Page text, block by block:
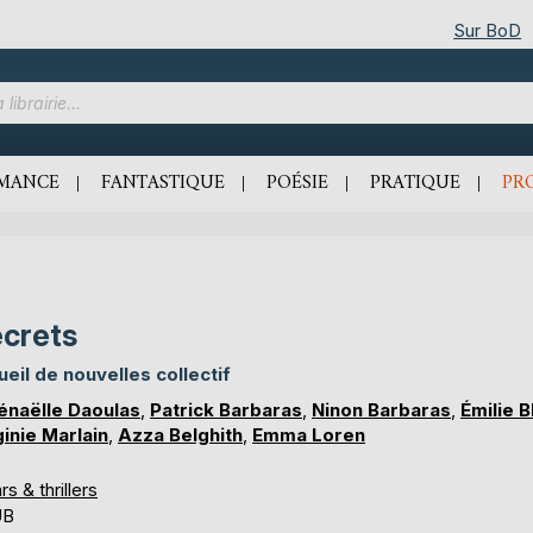
Sur BoD
FANTASTIQUE POÉSIE PRATIQUE
de nouvelles collectif
Daoulas, Patrick Barbaras, Ninon Barbaras, Émilie
Marlain, Azza Belghith, Emma Loren
& thrillers